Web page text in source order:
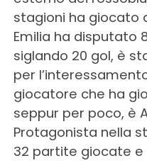
stagioni ha giocato
Emilia ha disputato
siglando 20 gol, è
per
giocatore che ha
seppur per poco, è
Protagonista nella
32 partite giocate